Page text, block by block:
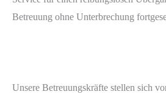
Betreuung ohne Unterbrechung
Unsere Betreuungskräfte stellen sich